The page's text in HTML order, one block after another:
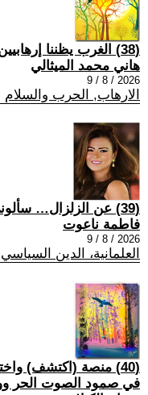
(38) الغرب يظننا إرهابيين ونحن نكفر بعضنا !!
هاني محمد الميثالي
2026 / 8 / 9
الارهاب, الحرب والسلام
(39) عن الزلزال… سألوني!
فاطمة ناعوت
2026 / 8 / 9
العلمانية، الدين
(40) منصة (اكتشف)
في صمود الصوت الحر